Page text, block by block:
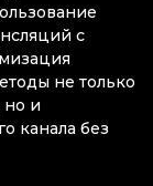
с
не только
но и
канала без